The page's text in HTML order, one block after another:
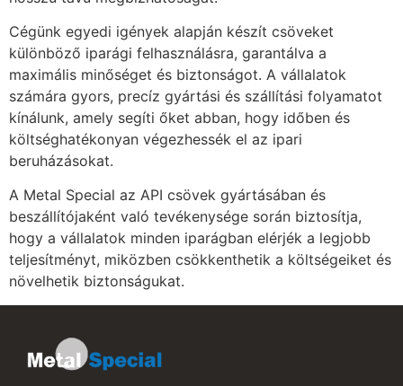
Cégünk egyedi igények alapján készít csöveket
különböző iparági felhasználásra, garantálva a
maximális minőséget és biztonságot. A vállalatok
számára gyors, precíz gyártási és szállítási folyamatot
kínálunk, amely segíti őket abban, hogy időben és
költséghatékonyan végezhessék el az ipari
beruházásokat.
A Metal Special az API csövek gyártásában és
beszállítójaként való tevékenysége során biztosítja,
hogy a vállalatok minden iparágban elérjék a legjobb
teljesítményt, miközben csökkenthetik a költségeiket és
növelhetik biztonságukat.